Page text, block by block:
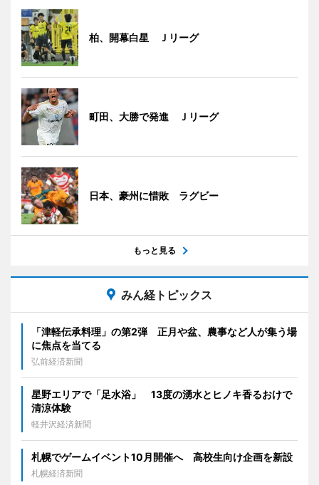
柏、開幕白星 Ｊリーグ
町田、大勝で発進 Ｊリーグ
日本、豪州に惜敗 ラグビー
もっと見る
みん経トピックス
「津軽伝承料理」の第2弾 正月や盆、農事など人が集う場
に焦点を当てる
弘前経済新聞
星野エリアで「足水浴」 13度の湧水とヒノキ香るおけで
清涼体験
軽井沢経済新聞
札幌でゲームイベント10月開催へ 高校生向け企画を新設
札幌経済新聞